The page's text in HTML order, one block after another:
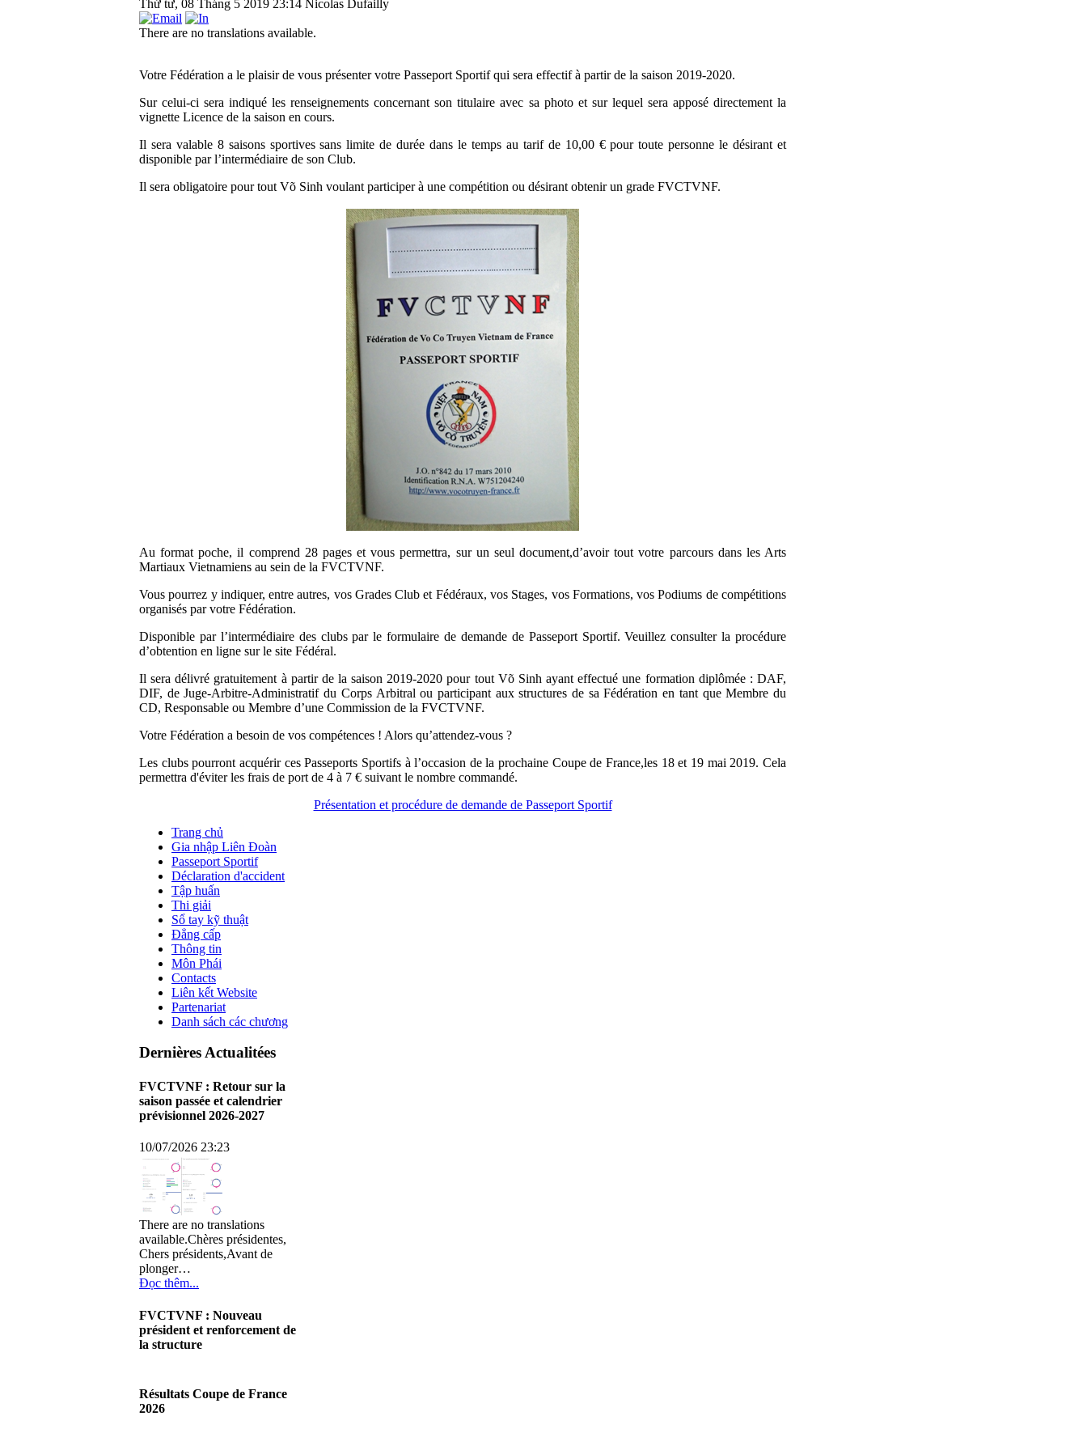
Thứ tư, 08 Tháng 5 2019 23:14 Nicolas Dufailly
There are no translations available.
Votre Fédération a le plaisir de vous présenter votre Passeport Sportif qui sera effectif à partir de la saison 2019-2020.
Sur celui-ci sera indiqué les renseignements concernant son titulaire avec sa photo et sur lequel sera apposé directement la
vignette Licence de la saison en cours.
Il sera valable 8 saisons sportives sans limite de durée dans le temps au tarif de 10,00 € pour toute personne le désirant et
disponible par l’intermédiaire de son Club.
Il sera obligatoire pour tout Võ Sinh voulant participer à une compétition ou désirant obtenir un grade FVCTVNF.
Au format poche, il comprend 28 pages et vous permettra, sur un seul document,d’avoir tout votre parcours dans les Arts
Martiaux Vietnamiens au sein de la FVCTVNF.
Vous pourrez y indiquer, entre autres, vos Grades Club et Fédéraux, vos Stages, vos Formations, vos Podiums de compétitions
organisés par votre Fédération.
Disponible par l’intermédiaire des clubs par le formulaire de demande de Passeport Sportif. Veuillez consulter la procédure
d’obtention en ligne sur le site Fédéral.
Il sera délivré gratuitement à partir de la saison 2019-2020 pour tout Võ Sinh ayant effectué une formation diplômée : DAF,
DIF, de Juge-Arbitre-Administratif du Corps Arbitral ou participant aux structures de sa Fédération en tant que Membre du
CD, Responsable ou Membre d’une Commission de la FVCTVNF.
Votre Fédération a besoin de vos compétences ! Alors qu’attendez-vous ?
Les clubs pourront acquérir ces Passeports Sportifs à l’occasion de la prochaine Coupe de France,les 18 et 19 mai 2019. Cela
permettra d'éviter les frais de port de 4 à 7 € suivant le nombre commandé.
Présentation et procédure de demande de Passeport Sportif
Trang chủ
Gia nhập Liên Đoàn
Passeport Sportif
Déclaration d'accident
Tập huấn
Thi giải
Sổ tay kỹ thuật
Đẳng cấp
Thông tin
Môn Phái
Contacts
Liên kết Website
Partenariat
Danh sách các chương
Dernières Actualitées
FVCTVNF : Retour sur la
saison passée et calendrier
prévisionnel 2026-2027
10/07/2026 23:23
There are no translations
available.Chères présidentes,
Chers présidents,Avant de
plonger…
Đọc thêm...
FVCTVNF : Nouveau
président et renforcement de
la structure
There are no translations
available.Chères Présidentes,
Résultats Coupe de France
2026